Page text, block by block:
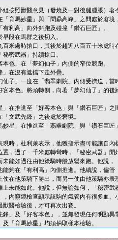
組按照獸醫意見（發燒及一對後腿腫脹）
育馬妙星」與「問鼎高峰」之間處於窘境
利高」向外斜跑及碰撞「鑽石巨匠」。
早段在馬群之後切入。
百米處時搶口，其後於趨近八百五十米處
密武器」持續搶口。
色」在「夢幻仙子」內側的窄位競跑。
在沒有遮擋下走外疊。
子」一度在「翡翠劇院」內側受擠迫，
客本色」將頭轉側，向著「夢幻仙子」的
在推進至「好客本色」與「鑽石巨匠」之
文武先鋒」之後處於窘境。
妙星」在推進至「翡翠劇院」與「鑽石巨
現時，杜利萊表示，他獲指示盡可能讓自
置，過了一千米處轉彎時，「秘密武器」
未能如過往由他策騎時般放鬆來跑。他說
能夠在「有利高」內側推進。他續說，儘
仗在他策騎下勝出，而另一仗由他策騎亦
上未能如此。他說，但無論如何，「秘密
，內窺鏡檢查顯示該駒的氣管內有很多血
醫檢驗後，才可再次出賽。
」及「好客本色」，並無發現任何明顯異
及「育馬妙星」均須抽取樣本檢驗。